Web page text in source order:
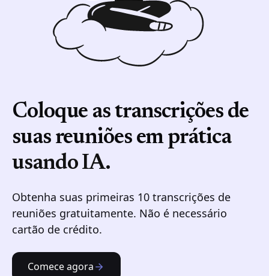
Coloque as transcrições de
suas reuniões em prática
usando IA.
Obtenha suas primeiras 10 transcrições de
reuniões gratuitamente. Não é necessário
cartão de crédito.
Comece agora